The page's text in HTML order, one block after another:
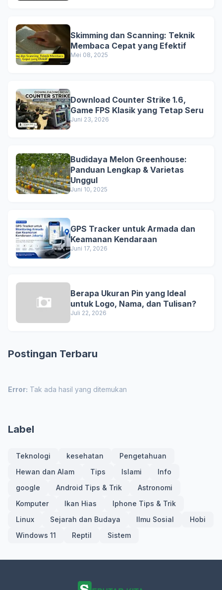
Skimming dan Scanning: Teknik
Membaca Cepat yang Efektif
Mei 08, 2025
Download Counter Strike 1.6,
Game FPS Klasik yang Tetap Seru
Juni 23, 2026
Budidaya Melon Greenhouse:
Panduan Lengkap & Varietas
Unggul
Juni 10, 2025
GPS Tracker untuk Armada dan
Keamanan Kendaraan
Juni 17, 2026
Berapa Ukuran Pin yang Ideal
untuk Logo, Nama, dan Tulisan?
Juli 22, 2026
Postingan Terbaru
Error: Tak ada hasil yang ditemukan
Label
Teknologi kesehatan
Pengetahuan
Hewan dan Alam
Tips Islami
Info
google
Android Tips & Trik
Astronomi
Komputer
Ikan Hias
Iphone Tips & Trik
Linux
Sejarah dan Budaya Ilmu Sosial
Hobi
Windows 11
Reptil Sistem